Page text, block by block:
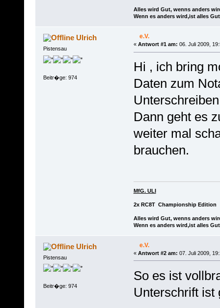
Alles wird Gut, wenns anders
Wenn es anders wird,ist alles Gut
Ulrich
Pistensau
Beitr�ge: 974
e.V.
« Antwort #1 am: 06. Juli 2009,
Hi , ich bring
Daten zum
Dann geht es
weiter mal
brauchen.
MfG. ULI
2x RC8T Championship Edition
Alles wird Gut, wenns anders
Wenn es anders wird,ist alles Gut
Ulrich
Pistensau
Beitr�ge: 974
e.V.
« Antwort #2 am: 07. Juli 2009,
So es ist
Unterschrift ist